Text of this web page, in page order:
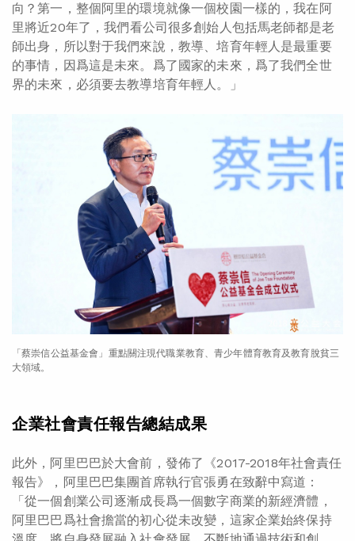
向？第一，整個阿里的環境就像一個校園一樣的，我在阿
里將近20年了，我們看公司很多創始人包括馬老師都是老
師出身，所以對于我們來說，教導、培育年輕人是最重要
的事情，因爲這是未來。爲了國家的未來，爲了我們全世
界的未來，必須要去教導培育年輕人。」
「蔡崇信公益基金會」重點關注現代職業教育、青少年體育教育及教育脫貧三
大領域。
企業社會責任報告總結成果
此外，阿里巴巴於大會前，發佈了《2017-2018年社會責任
報告》，阿里巴巴集團首席執行官張勇在致辭中寫道：
「從一個創業公司逐漸成長爲一個數字商業的新經濟體，
阿里巴巴爲社會擔當的初心從未改變，這家企業始終保持